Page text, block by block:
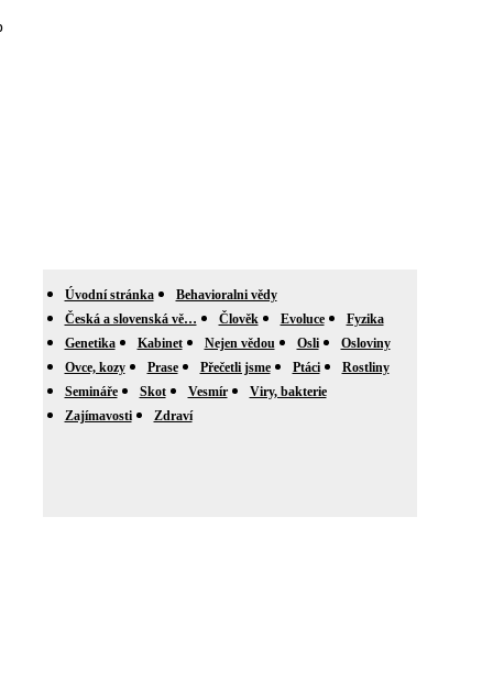
Úvodní stránka
Behavioralni vědy
Česká a slovenská vě…
Člověk Evoluce
Fyzika
Genetika
Kabinet Nejen vědou Osli
Osloviny
Ovce, kozy
Prase Přečetli jsme Ptáci
Rostliny
Semináře
Skot Vesmír
Viry, bakterie
Zajímavosti
Zdraví